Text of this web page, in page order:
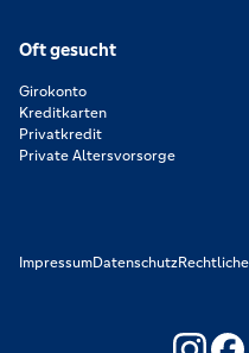
Oft gesucht
Girokonto
Kreditkarten
Privatkredit
Private Altersvorsorge
ImpressumDatenschutz